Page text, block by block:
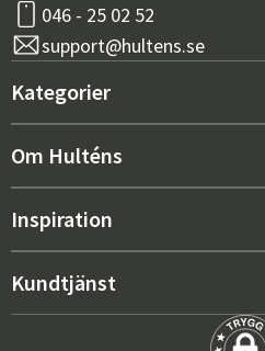
046 - 25 02 52
support@hultens.se
Kategorier
Nytt hos oss
Inredning
Utemöbler
Om Hulténs
Om Hulténs
Säljavdelning
Inspiration
Bästsäljare
Trendspaning: Utemöbler 2026
Kundtjänst